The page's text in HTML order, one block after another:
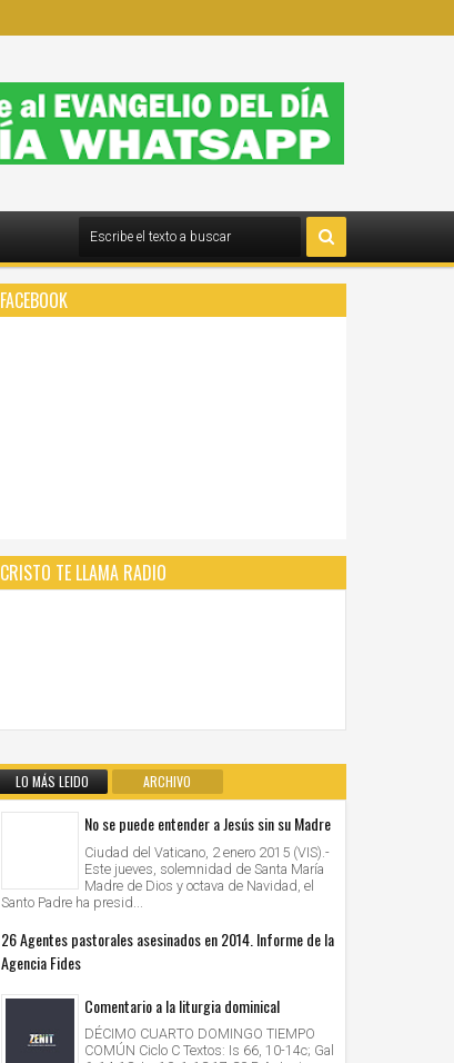
FACEBOOK
CRISTO TE LLAMA RADIO
LO MÁS LEIDO ARCHIVO
No se puede entender a Jesús sin su Madre
Ciudad del Vaticano, 2 enero 2015 (VIS).-
Este jueves, solemnidad de Santa María
Madre de Dios y octava de Navidad, el
Santo Padre ha presid...
26 Agentes pastorales asesinados en 2014. Informe de la
Agencia Fides
Comentario a la liturgia dominical
DÉCIMO CUARTO DOMINGO TIEMPO
COMÚN Ciclo C Textos: Is 66, 10-14c; Gal